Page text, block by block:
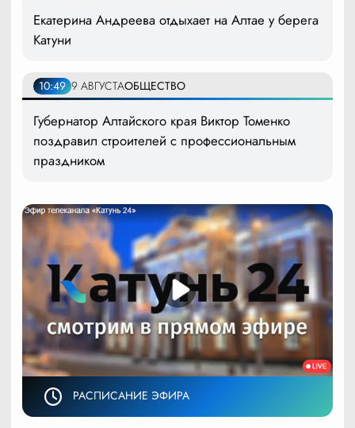
Екатерина Андреева отдыхает на Алтае у берега
Катуни
10:49 9 АВГУСТАОБЩЕСТВО
Губернатор Алтайского края Виктор Томенко
поздравил строителей с профессиональным
праздником
РАСПИСАНИЕ ЭФИРА